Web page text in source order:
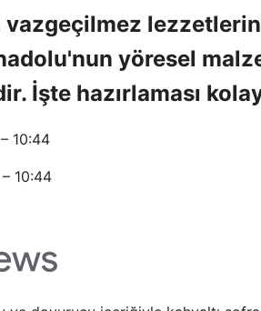
vazgeçilmez
yöresel
İşte hazırlaması
10:44
10:44